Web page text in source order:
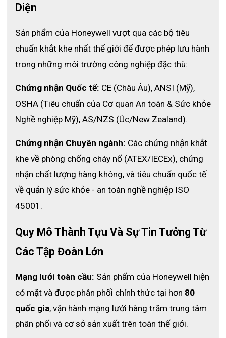
Thông số kỹ thuật
Mã sản phẩm: 2533000R0302
Chất liệu: thép không gỉ
Loại dài đến gần khuỷu tay
Màu sắc : xám
Size: mỗi size một mã khác nhau
Không có vòng đai bằng vải
Vệ sinh và bảo quản
Găng tay Chainex nên được chà xát ít nhất mỗi ngày
hợp nước nóng (50 ° C) và chất tẩy rửa
Không làm sạch bao tay bảo vệ dây xích bằng cách
gõ nó lên bề mặt cứng
Bất kỳ găng tay nào có dấu hiệu bị mài mòn bất
thường hoặc bị mất dây chuyền phải được thay thế
ngay bằng một bao tay trong điều kiện tốt
Nơi bảo quản: ở nơi thoáng mát, khô và thoáng khí.
Diện
Sản phẩm của Honeywell vượt qua các bộ tiêu
chuẩn khắt khe nhất thế giới để được phép lưu hành
trong những môi trường công nghiệp đặc thù:
Chứng nhận Quốc tế: CE (Châu Âu), ANSI (Mỹ),
OSHA (Tiêu chuẩn của Cơ quan An toàn & Sức khỏe
Nghề nghiệp Mỹ), AS/NZS (Úc/New Zealand).
Chứng nhận Chuyên ngành: Các chứng nhận khắt
khe về phòng chống cháy nổ (ATEX/IECEx), chứng
nhận chất lượng hàng không, và tiêu chuẩn quốc tế
về quản lý sức khỏe - an toàn nghề nghiệp ISO
45001.
Quy Mô Thành Tựu Và Sự Tin Tưởng Từ
Các Tập Đoàn Lớn
Mạng lưới toàn cầu: Sản phẩm của Honeywell hiện
có mặt và được phân phối chính thức tại hơn 80
quốc gia, vận hành mạng lưới hàng trăm trung tâm
phân phối và cơ sở sản xuất trên toàn thế giới.